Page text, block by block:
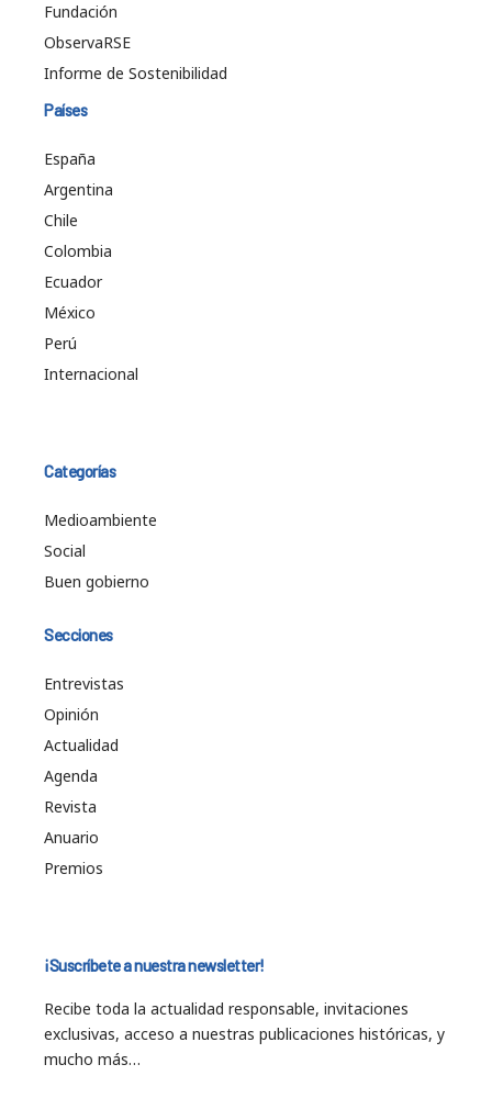
Fundación
ObservaRSE
Informe de Sostenibilidad
Países
España
Argentina
Chile
Colombia
Ecuador
México
Perú
Internacional
Categorías
Medioambiente
Social
Buen gobierno
Secciones
Entrevistas
Opinión
Actualidad
Agenda
Revista
Anuario
Premios
¡Suscríbete a nuestra newsletter!
Recibe toda la actualidad responsable, invitaciones
exclusivas, acceso a nuestras publicaciones históricas, y
mucho más…